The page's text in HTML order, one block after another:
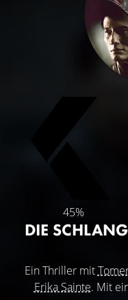
45%
DIE
Ein Thriller mit
Erika Sainte. Mit